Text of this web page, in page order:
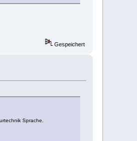
Gespeichert
Sprache.